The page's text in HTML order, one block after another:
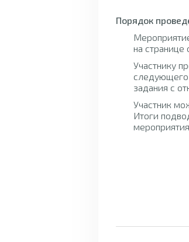
Порядок
на странице
Участнику
следующего
задания с
Участник
Итоги